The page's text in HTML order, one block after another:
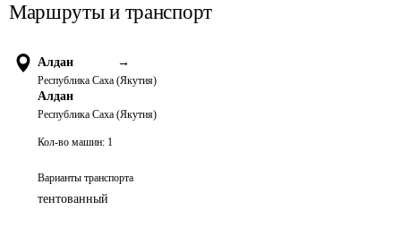
Маршруты и транспорт
Алдан →
Республика Саха (Якутия)
Алдан
Республика Саха (Якутия)
Кол-во машин: 1
Варианты транспорта
тентованный